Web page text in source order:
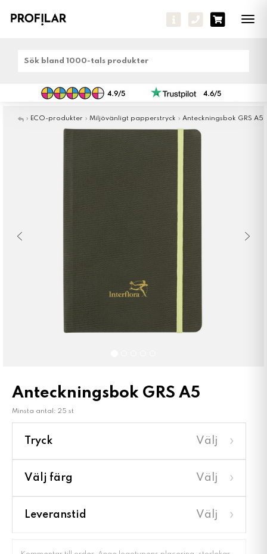
» ECO-produkter » Miljövänligt papperstryck » Anteckningsbok GRS A5
Anteckningsbok GRS A5
Minsta antal: 25 st
Tryck Välj ›
Välj färg Välj ›
Leveranstid Välj ›